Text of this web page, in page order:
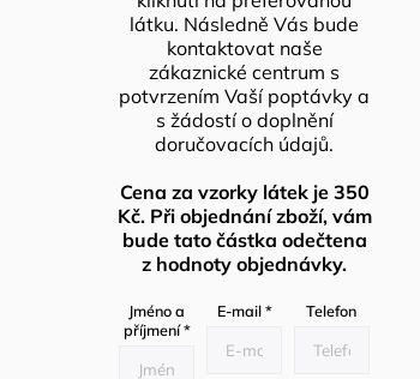
látku. Následně Vás bude
kontaktovat naše
zákaznické centrum s
potvrzením Vaší poptávky a
s žádostí o doplnění
doručovacích údajů.
Cena za vzorky látek je 350
Kč. Při objednání zboží, vám
bude tato částka odečtena
z hodnoty objednávky.
Jméno a
příjmení*
E-mail* Telefon